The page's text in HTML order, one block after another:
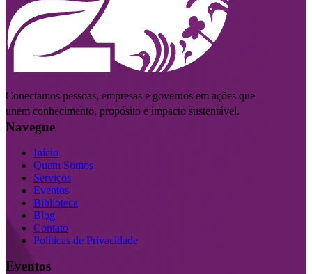
Conectamos pessoas, empresas e governos em ações que
unem conhecimento, propósito e impacto sustentável.
Navegue
Início
Quem Somos
Serviços
Eventos
Biblioteca
Blog
Contato
Políticas de Privacidade
Eventos